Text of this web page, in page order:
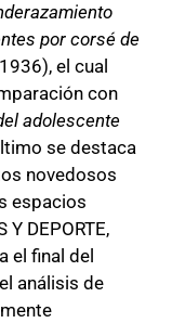
por corsé de
el cual
con
adolescente
se destaca
novedosos
espacios
Y DEPORTE,
el final del
análisis de